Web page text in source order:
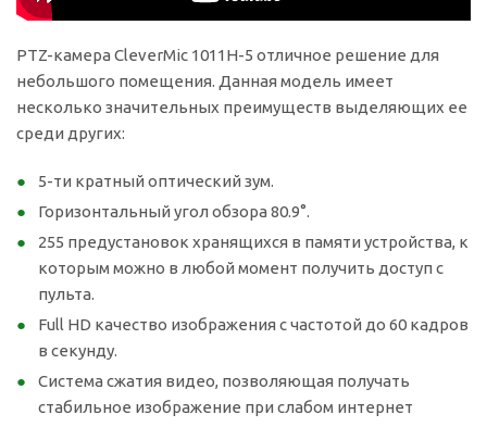
PTZ-камера CleverMic 1011Н-5 отличное решение для
небольшого помещения. Данная модель имеет
несколько значительных преимуществ выделяющих ее
среди других:
5-ти кратный оптический зум.
Горизонтальный угол обзора 80.9°.
255 предустановок хранящихся в памяти устройства, к
которым можно в любой момент получить доступ с
пульта.
Full HD качество изображения с частотой до 60 кадров
в секунду.
Система сжатия видео, позволяющая получать
стабильное изображение при слабом интернет